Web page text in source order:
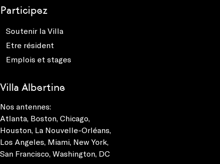
Participez
Soutenir la Villa
Etre résident
Emplois et stages
Villa Albertine
Nos antennes:
Atlanta, Boston, Chicago,
Houston, La Nouvelle-Orléans,
Los Angeles, Miami, New York,
San Francisco, Washington, DC